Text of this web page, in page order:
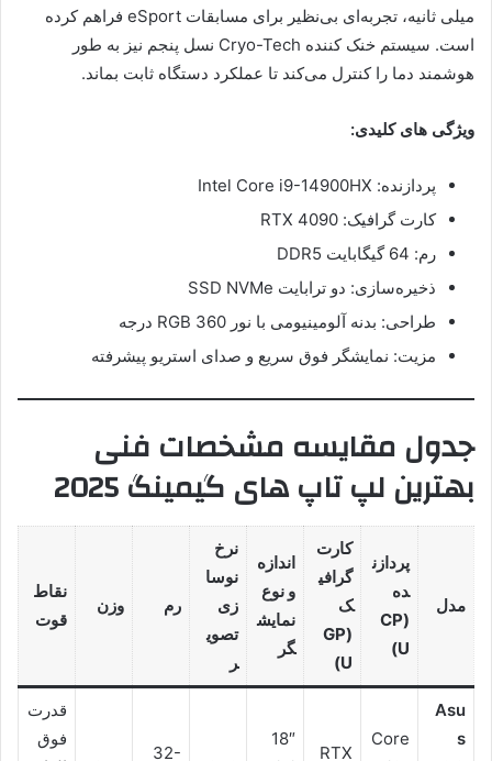
میلی ثانیه، تجربه‌ای بی‌نظیر برای مسابقات eSport فراهم کرده
است. سیستم خنک کننده Cryo-Tech نسل پنجم نیز به طور
هوشمند دما را کنترل می‌کند تا عملکرد دستگاه ثابت بماند.
ویژگی های کلیدی:
پردازنده: Intel Core i9-14900HX
کارت گرافیک: RTX 4090
رم: 64 گیگابایت DDR5
ذخیره‌سازی: دو ترابایت SSD NVMe
طراحی: بدنه آلومینیومی با نور RGB 360 درجه
مزیت: نمایشگر فوق سریع و صدای استریو پیشرفته
جدول مقایسه مشخصات فنی
بهترین لپ تاپ های گیمینگ 2025
مدل
پردازن
ده
(CP
U)
کارت
گرافی
ک
(GP
U)
اندازه
و نوع
نمایش
گر
نرخ
نوسا
زی
تصوی
ر
رم وزن
نقاط
قوت
Asu
s
Core
RTX
18″
32-
قدرت
فوق